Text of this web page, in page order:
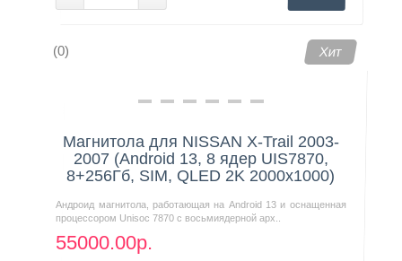
(0) Хит
Магнитола для NISSAN X-Trail 2003-
2007 (Android 13, 8 ядер UIS7870,
8+256Гб, SIM, QLED 2K 2000x1000)
Андроид магнитола, работающая на Android 13 и оснащенная
процессором Unisoc 7870 с восьмиядерной арх..
55000.00р.